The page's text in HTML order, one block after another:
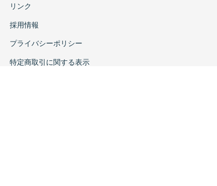
リンク
採用情報
プライバシーポリシー
特定商取引に関する表示